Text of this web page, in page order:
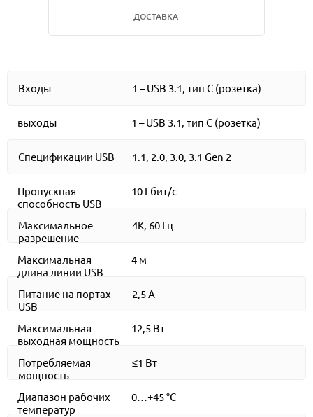
ДОСТАВКА
Входы 1 – USB 3.1, тип C (розетка)
выходы 1 – USB 3.1, тип C (розетка)
Спецификации USB 1.1, 2.0, 3.0, 3.1 Gen 2
Пропускная
способность USB
10 Гбит/с
Максимальное
разрешение
4К, 60 Гц
Максимальная
длина линии USB
4 м
Питание на портах
USB
2,5 А
Максимальная
выходная мощность
12,5 Вт
Потребляемая
мощность
≤1 Вт
Диапазон рабочих
температур
0…+45 °C